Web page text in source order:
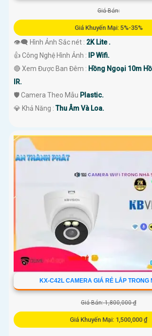
Giá Bán:
Giá Khuyến Mại: 5%-35%
👁️‍🗨 Hình Ảnh Sắc nét : 2K Lite .
👍 Công Nghệ Hình Ảnh : IP Wifi.
🔴 Xem Được Ban Đêm : Hồng Ngoại 10m
IR.
🛡 Camera Theo Mẫu Plastic.
️💎 Khả Năng :Thu Âm Và Loa.
KX-C42L CAMERA GIÁ RẺ LẮP TRONG
Giá Bán: 1,800,000 ₫
Giá Khuyến Mại: 1,500,000 ₫